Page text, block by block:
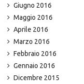
Giugno 2016
Maggio 2016
Aprile 2016
Marzo 2016
Febbraio 2016
Gennaio 2016
Dicembre 2015